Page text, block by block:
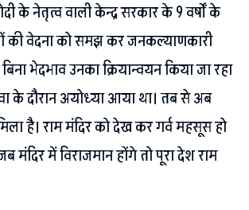
के नेतृत्व वाली केन्द्र सरकार के 9 वर्षों के
की वेदना को समझ कर जनकल्याणकारी
भेदभाव उनका क्रियान्वयन किया जा रहा
के दौरान अयोध्या आया था। तब से अब
है। राम मंदिर को देख कर गर्व महसूस हो
मंदिर में विराजमान होंगे तो पूरा देश राम